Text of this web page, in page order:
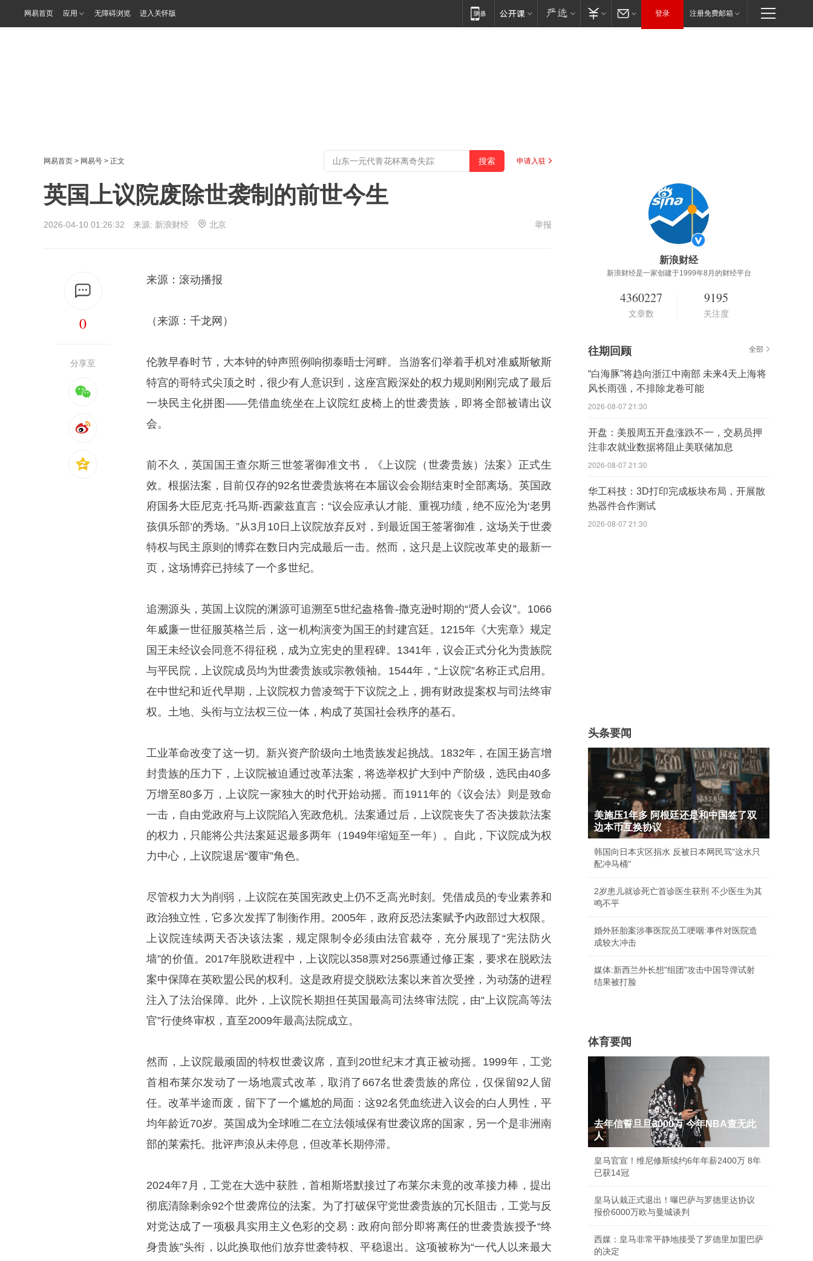
网易首页 应用 无障碍浏览 进入关怀版 登录 注册免费邮箱
网易首页 > 网易号 > 正文 申请入驻
英国上议院废除世袭制的前世今生
2026-04-10 01:26:32 来源: 新浪财经 北京 举报
0
分享至
来源：滚动播报
（来源：千龙网）
伦敦早春时节，大本钟的钟声照例响彻泰晤士河畔。当游客们举着手机对准威斯敏斯
特宫的哥特式尖顶之时，很少有人意识到，这座宫殿深处的权力规则刚刚完成了最后
一块民主化拼图——凭借血统坐在上议院红皮椅上的世袭贵族，即将全部被请出议
会。
前不久，英国国王查尔斯三世签署御准文书，《上议院（世袭贵族）法案》正式生
效。根据法案，目前仅存的92名世袭贵族将在本届议会会期结束时全部离场。英国政
府国务大臣尼克·托马斯-西蒙兹直言：“议会应承认才能、重视功绩，绝不应沦为‘老男
孩俱乐部’的秀场。”从3月10日上议院放弃反对，到最近国王签署御准，这场关于世袭
特权与民主原则的博弈在数日内完成最后一击。然而，这只是上议院改革史的最新一
页，这场博弈已持续了一个多世纪。
追溯源头，英国上议院的渊源可追溯至5世纪盎格鲁-撒克逊时期的“贤人会议”。1066
年威廉一世征服英格兰后，这一机构演变为国王的封建宫廷。1215年《大宪章》规定
国王未经议会同意不得征税，成为立宪史的里程碑。1341年，议会正式分化为贵族院
与平民院，上议院成员均为世袭贵族或宗教领袖。1544年，“上议院”名称正式启用。
在中世纪和近代早期，上议院权力曾凌驾于下议院之上，拥有财政提案权与司法终审
权。土地、头衔与立法权三位一体，构成了英国社会秩序的基石。
工业革命改变了这一切。新兴资产阶级向土地贵族发起挑战。1832年，在国王扬言增
封贵族的压力下，上议院被迫通过改革法案，将选举权扩大到中产阶级，选民由40多
万增至80多万，上议院一家独大的时代开始动摇。而1911年的《议会法》则是致命
一击，自由党政府与上议院陷入宪政危机。法案通过后，上议院丧失了否决拨款法案
的权力，只能将公共法案延迟最多两年（1949年缩短至一年）。自此，下议院成为权
力中心，上议院退居“覆审”角色。
尽管权力大为削弱，上议院在英国宪政史上仍不乏高光时刻。凭借成员的专业素养和
政治独立性，它多次发挥了制衡作用。2005年，政府反恐法案赋予内政部过大权限。
上议院连续两天否决该法案，规定限制令必须由法官裁夺，充分展现了“宪法防火
墙”的价值。2017年脱欧进程中，上议院以358票对256票通过修正案，要求在脱欧法
案中保障在英欧盟公民的权利。这是政府提交脱欧法案以来首次受挫，为动荡的进程
注入了法治保障。此外，上议院长期担任英国最高司法终审法院，由“上议院高等法
官”行使终审权，直至2009年最高法院成立。
然而，上议院最顽固的特权世袭议席，直到20世纪末才真正被动摇。1999年，工党
首相布莱尔发动了一场地震式改革，取消了667名世袭贵族的席位，仅保留92人留
任。改革半途而废，留下了一个尴尬的局面：这92名凭血统进入议会的白人男性，平
均年龄近70岁。英国成为全球唯二在立法领域保有世袭议席的国家，另一个是非洲南
部的莱索托。批评声浪从未停息，但改革长期停滞。
2024年7月，工党在大选中获胜，首相斯塔默接过了布莱尔未竟的改革接力棒，提出
彻底清除剩余92个世袭席位的法案。为了打破保守党世袭贵族的冗长阻击，工党与反
对党达成了一项极具实用主义色彩的交易：政府向部分即将离任的世袭贵族授予“终
身贵族”头衔，以此换取他们放弃世袭特权、平稳退出。这项被称为“一代人以来最大
新浪财经
新浪财经是一家创建于1999年8月的财经平台
4360227
文章数
9195
关注度
往期回顾 全部
“白海豚”将趋向浙江中南部 未来4天上海将
风长雨强，不排除龙卷可能
2026-08-07 21:30
开盘：美股周五开盘涨跌不一，交易员押
注非农就业数据将阻止美联储加息
2026-08-07 21:30
华工科技：3D打印完成板块布局，开展散
热器件合作测试
2026-08-07 21:30
头条要闻
美施压1年多 阿根廷还是和中国签了双
边本币互换协议
韩国向日本灾区捐水 反被日本网民骂"这水只
配冲马桶"
2岁患儿就诊死亡首诊医生获刑 不少医生为其
鸣不平
婚外胚胎案涉事医院员工哽咽:事件对医院造
成较大冲击
媒体:新西兰外长想"组团"攻击中国导弹试射
结果被打脸
体育要闻
去年信誓旦旦3000万 今年NBA查无此
人
皇马官宣！维尼修斯续约6年年薪2400万 8年
已获14冠
皇马认栽正式退出！曝巴萨与罗德里达协议
报价6000万欧与曼城谈判
西媒：皇马非常平静地接受了罗德里加盟巴萨
的决定